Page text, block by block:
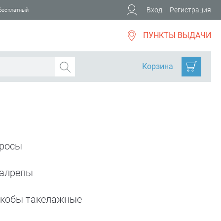
Вход | Регистрация
ПУНКТЫ ВЫДАЧИ
Корзина
такелажные